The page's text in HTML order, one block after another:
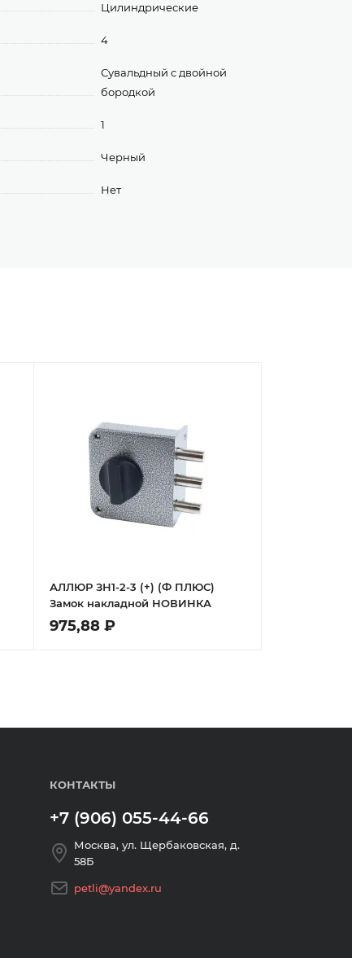
Цилиндрические
4
Сувальдный с двойной
бородкой
1
Черный
Нет
АЛЛЮР ЗН1-2-3 (+) (Ф ПЛЮС)
Замок накладной НОВИНКА
975,88 ₽
КОНТАКТЫ
+7 (906) 055-44-66
Москва, ул. Щербаковская, д.
58Б
petli@yandex.ru